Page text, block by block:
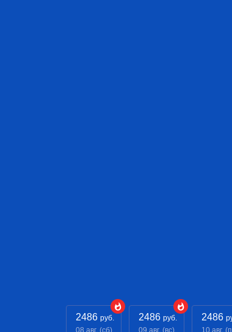
2486 руб.
08 авг. (сб)
2486 руб.
09 авг. (вс)
2486
10 авг.